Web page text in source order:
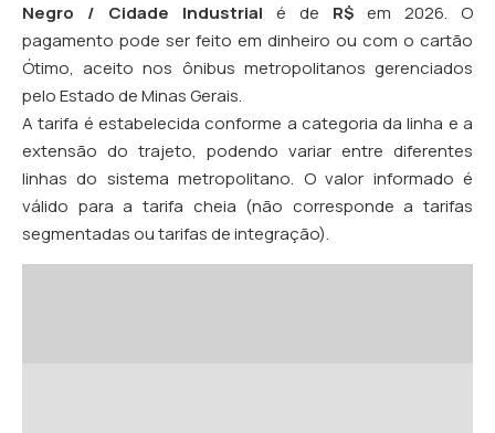
Negro / Cidade Industrial é de R$ em 2026. O
pagamento pode ser feito em dinheiro ou com o cartão
Ótimo, aceito nos ônibus metropolitanos gerenciados
pelo Estado de Minas Gerais.
A tarifa é estabelecida conforme a categoria da linha e a
extensão do trajeto, podendo variar entre diferentes
linhas do sistema metropolitano. O valor informado é
válido para a tarifa cheia (não corresponde a tarifas
segmentadas ou tarifas de integração).